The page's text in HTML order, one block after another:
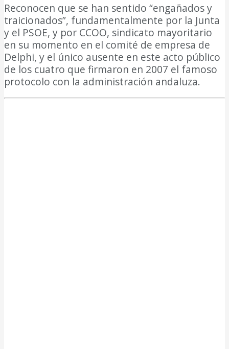
Reconocen que se han sentido “engañados y
traicionados”, fundamentalmente por la Junta
y el PSOE, y por CCOO, sindicato mayoritario
en su momento en el comité de empresa de
Delphi, y el único ausente en este acto público
de los cuatro que firmaron en 2007 el famoso
protocolo con la administración andaluza.